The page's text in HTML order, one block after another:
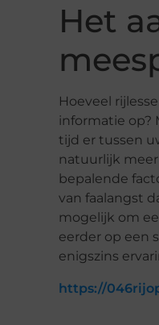
Het
Hoeveel
informatie op?
tijd er tussen
natuurlijk
bepalende
van faalangst
mogelijk om
eerder op een
enigszins
https://